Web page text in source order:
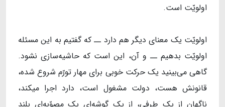
اولویّت است.
اولویّت یک معنای دیگر هم دارد ــ که گفتیم به این مسئله
اولویّت بدهیم ــ و آن، این است که حاشیه‌سازی نشود.
گاهی می‌بینید یک حرکت خوبی برای مهار تورّم شروع شده،
قانونش هست، دولت مشغول است، دارد اجرا میکند،
ناگهان از یک طرفی، از یک گوشه‌ای یک مصوّبه‌ای بلند